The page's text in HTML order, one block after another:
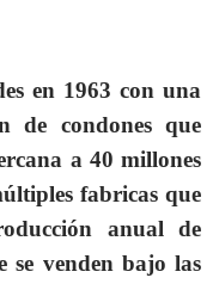
en 1963 con una
de condones que
a 40 millones
fabricas que
anual de
se venden bajo las